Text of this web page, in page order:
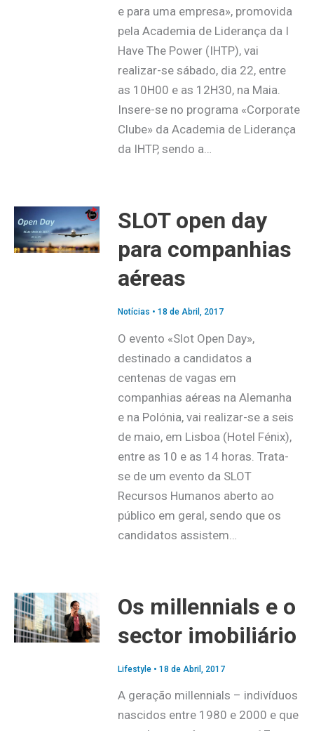
e para uma empresa», promovida
pela Academia de Liderança da I
Have The Power (IHTP), vai
realizar-se sábado, dia 22, entre
as 10H00 e as 12H30, na Maia.
Insere-se no programa «Corporate
Clube» da Academia de Liderança
da IHTP, sendo a…
SLOT open day
para companhias
aéreas
Notícias • 18 de Abril, 2017
O evento «Slot Open Day»,
destinado a candidatos a
centenas de vagas em
companhias aéreas na Alemanha
e na Polónia, vai realizar-se a seis
de maio, em Lisboa (Hotel Fénix),
entre as 10 e as 14 horas. Trata-
se de um evento da SLOT
Recursos Humanos aberto ao
público em geral, sendo que os
candidatos assistem…
Os millennials e o
sector imobiliário
Lifestyle• 18 de Abril, 2017
A geração millennials – indivíduos
nascidos entre 1980 e 2000 e que